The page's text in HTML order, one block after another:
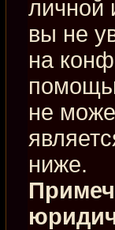
личной
вы не
на
не
ниже.